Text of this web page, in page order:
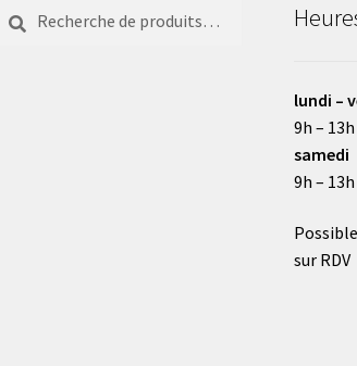
pour :
lundi –
9h –
samedi
9h – 13h
sur RDV